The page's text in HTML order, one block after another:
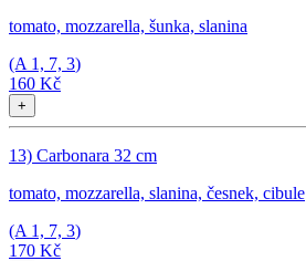
tomato, mozzarella, šunka, slanina
(A 1, 7, 3)
160 Kč
+
13) Carbonara 32 cm
tomato, mozzarella, slanina, česnek, cibule
(A 1, 7, 3)
170 Kč